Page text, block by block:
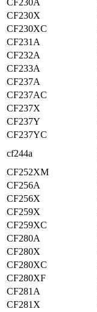
CF230A
CF230X
CF230XC
CF231A
CF232A
CF233A
CF237A
CF237AC
CF237X
CF237Y
CF237YC
cf244a
CF252XM
CF256A
CF256X
CF259X
CF259XC
CF280A
CF280X
CF280XC
CF280XF
CF281A
CF281X